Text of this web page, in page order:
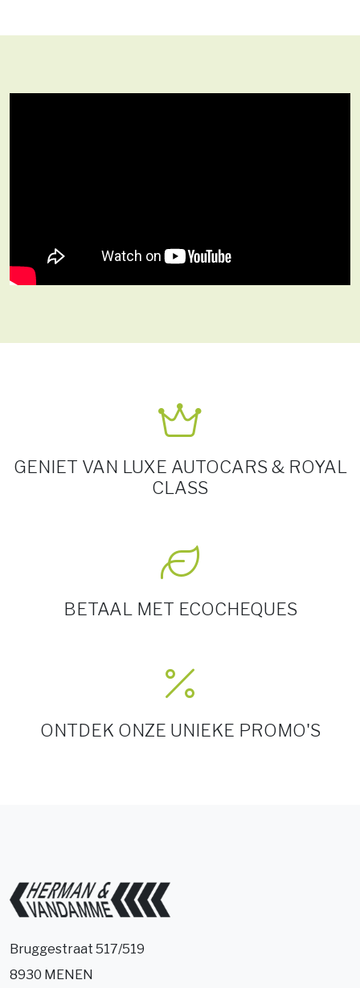
GENIET VAN LUXE AUTOCARS & ROYAL
CLASS
BETAAL MET ECOCHEQUES
ONTDEK ONZE UNIEKE PROMO'S
Bruggestraat 517/519
8930 MENEN